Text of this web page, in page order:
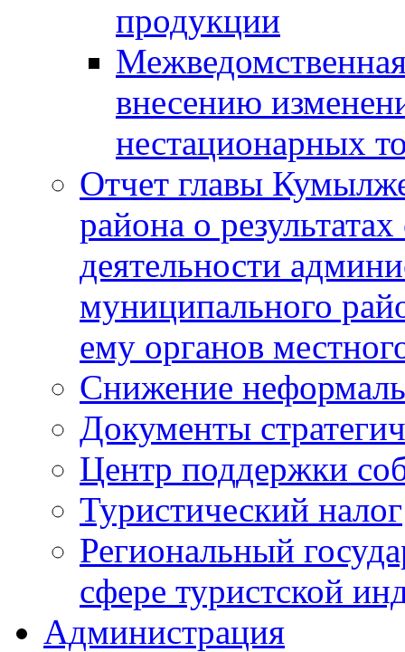
продукции
внесению
нестационарных
Отчет главы
района о
деятельности
муниципального
ему органов
Снижение
Документы
Центр поддержки
Туристический налог
Региональный
сфере туристской
Администрация